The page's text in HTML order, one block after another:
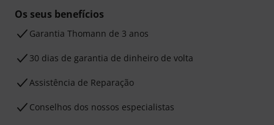
Os seus benefícios
Garantia Thomann de 3 anos
30 dias de garantia de dinheiro de volta
Assistência de Reparação
Conselhos dos nossos especialistas